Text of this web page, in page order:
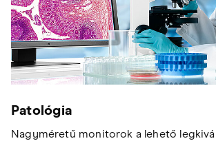
Patológia
Nagyméretű monitorok a lehető